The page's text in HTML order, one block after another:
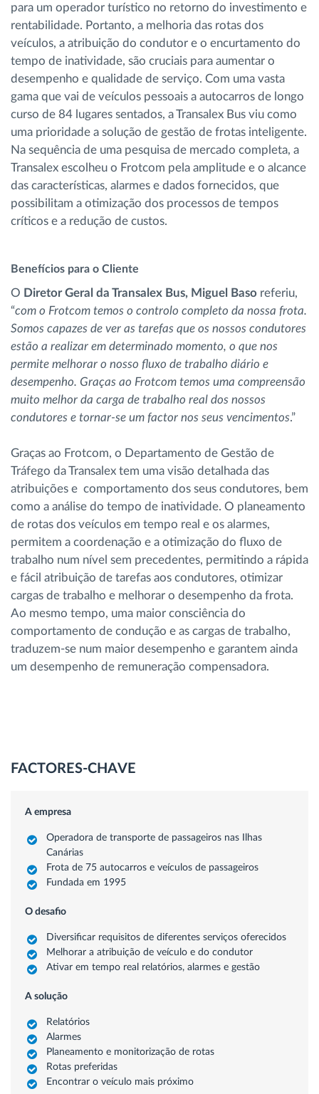
para um operador turístico no retorno do investimento e
rentabilidade. Portanto, a melhoria das rotas dos
veículos, a atribuição do condutor e o encurtamento do
tempo de inatividade, são cruciais para aumentar o
desempenho e qualidade de serviço. Com uma vasta
gama que vai de veículos pessoais a autocarros de longo
curso de 84 lugares sentados, a Transalex Bus viu como
uma prioridade a solução de gestão de frotas inteligente.
Na sequência de uma pesquisa de mercado completa, a
Transalex escolheu o Frotcom pela amplitude e o alcance
das características, alarmes e dados fornecidos, que
possibilitam a otimização dos processos de tempos
críticos e a redução de custos.
Benefícios para o Cliente
O Diretor Geral da Transalex Bus, Miguel Baso referiu,
“com o Frotcom temos o controlo completo da nossa frota.
Somos capazes de ver as tarefas que os nossos condutores
estão a realizar em determinado momento, o que nos
permite melhorar o nosso fluxo de trabalho diário e
desempenho. Graças ao Frotcom temos uma compreensão
muito melhor da carga de trabalho real dos nossos
condutores e tornar-se um factor nos seus vencimentos.”
Graças ao Frotcom, o Departamento de Gestão de
Tráfego da Transalex tem uma visão detalhada das
atribuições e comportamento dos seus condutores, bem
como a análise do tempo de inatividade. O planeamento
de rotas dos veículos em tempo real e os alarmes,
permitem a coordenação e a otimização do fluxo de
trabalho num nível sem precedentes, permitindo a rápida
e fácil atribuição de tarefas aos condutores, otimizar
cargas de trabalho e melhorar o desempenho da frota.
Ao mesmo tempo, uma maior consciência do
comportamento de condução e as cargas de trabalho,
traduzem-se num maior desempenho e garantem ainda
um desempenho de remuneração compensadora.
FACTORES-CHAVE
A empresa
Operadora de transporte de passageiros nas Ilhas
Canárias
Frota de 75 autocarros e veículos de passageiros
Fundada em 1995
O desafio
Diversificar requisitos de diferentes serviços oferecidos
Melhorar a atribuição de veículo e do condutor
Ativar em tempo real relatórios, alarmes e gestão
A solução
Relatórios
Alarmes
Planeamento e monitorização de rotas
Rotas preferidas
Encontrar o veículo mais próximo